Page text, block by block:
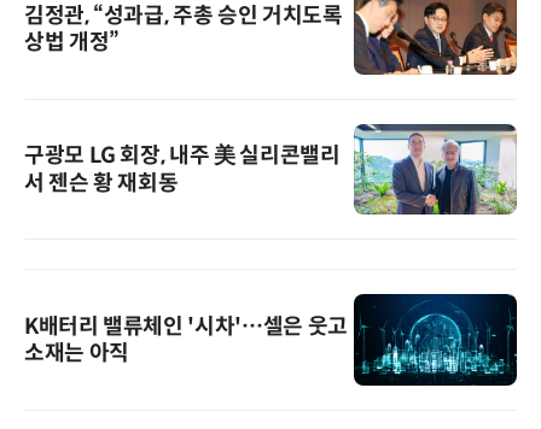
김정관, “성과급, 주총 승인 거치도록
상법 개정”
구광모 LG 회장, 내주 美 실리콘밸리
서 젠슨 황 재회동
K배터리 밸류체인 '시차'…셀은 웃고
소재는 아직